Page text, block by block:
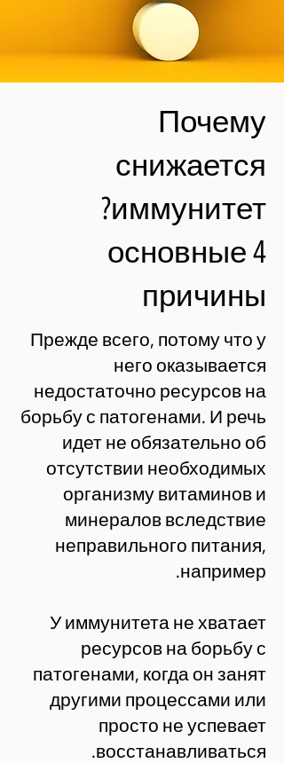
Почему
снижается
иммунитет?
4 основные
причины
Прежде всего, потому что у
него оказывается
недостаточно ресурсов на
борьбу с патогенами. И речь
идет не обязательно об
отсутствии необходимых
организму витаминов и
минералов вследствие
неправильного питания,
например.
У иммунитета не хватает
ресурсов на борьбу с
патогенами, когда он занят
другими процессами или
просто не успевает
восстанавливаться.